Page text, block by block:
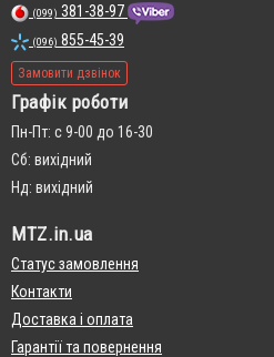
(099) 381-38-97
(096) 855-45-39
Замовити дзвінок
Графік роботи
Пн-Пт: с 9-00 до 16-30
Сб: вихідний
Нд: вихідний
MTZ.in.ua
Статус замовлення
Контакти
Доставка і оплата
Гарантії та повернення